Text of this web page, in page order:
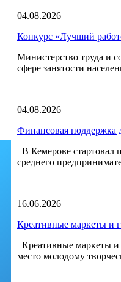
04.08.2026
Конкурс «Лучший
Министерство труда и
сфере занятости
04.08.2026
Финансовая поддержка
В Кемерове стартовал
среднего
16.06.2026
Креативные маркеты и
Креативные маркеты и
место молодому